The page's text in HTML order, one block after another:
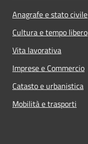
Anagrafe e stato civile
Cultura e tempo libero
Vita lavorativa
Imprese e Commercio
Catasto e urbanistica
Mobilità e trasporti